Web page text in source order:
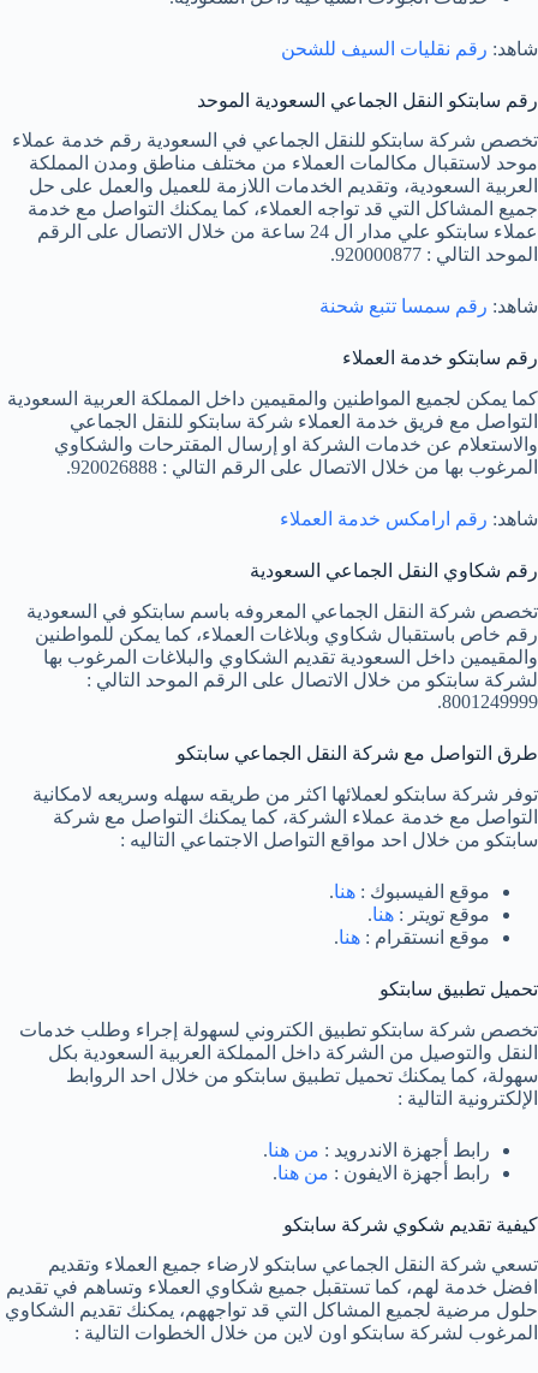
شاهد: رقم نقليات السيف للشحن
رقم سابتكو النقل الجماعي السعودية الموحد
تخصص شركة سابتكو للنقل الجماعي في السعودية رقم خدمة عملاء
موحد لاستقبال مكالمات العملاء من مختلف مناطق ومدن المملكة
العربية السعودية، وتقديم الخدمات اللازمة للعميل والعمل على حل
جميع المشاكل التي قد تواجه العملاء، كما يمكنك التواصل مع خدمة
عملاء سابتكو علي مدار ال 24 ساعة من خلال الاتصال على الرقم
الموحد التالي : 920000877.
شاهد: رقم سمسا تتبع شحنة
رقم سابتكو خدمة العملاء
كما يمكن لجميع المواطنين والمقيمين داخل المملكة العربية السعودية
التواصل مع فريق خدمة العملاء شركة سابتكو للنقل الجماعي
والاستعلام عن خدمات الشركة او إرسال المقترحات والشكاوي
المرغوب بها من خلال الاتصال على الرقم التالي : 920026888.
شاهد: رقم ارامكس خدمة العملاء
رقم شكاوي النقل الجماعي السعودية
تخصص شركة النقل الجماعي المعروفه باسم سابتكو في السعودية
رقم خاص باستقبال شكاوي وبلاغات العملاء، كما يمكن للمواطنين
والمقيمين داخل السعودية تقديم الشكاوي والبلاغات المرغوب بها
لشركة سابتكو من خلال الاتصال على الرقم الموحد التالي :
8001249999.
طرق التواصل مع شركة النقل الجماعي سابتكو
توفر شركة سابتكو لعملائها اكثر من طريقه سهله وسريعه لامكانية
التواصل مع خدمة عملاء الشركة، كما يمكنك التواصل مع شركة
سابتكو من خلال احد مواقع التواصل الاجتماعي التاليه :
موقع الفيسبوك : هنا.
موقع تويتر : هنا.
موقع انستقرام : هنا.
تحميل تطبيق سابتكو
تخصص شركة سابتكو تطبيق الكتروني لسهولة إجراء وطلب خدمات
النقل والتوصيل من الشركة داخل المملكة العربية السعودية بكل
سهولة، كما يمكنك تحميل تطبيق سابتكو من خلال احد الروابط
الإلكترونية التالية :
رابط أجهزة الاندرويد : من هنا.
رابط أجهزة الايفون : من هنا.
كيفية تقديم شكوي شركة سابتكو
تسعي شركة النقل الجماعي سابتكو لارضاء جميع العملاء وتقديم
افضل خدمة لهم، كما تستقبل جميع شكاوي العملاء وتساهم في تقديم
حلول مرضية لجميع المشاكل التي قد تواجههم، يمكنك تقديم الشكاوي
المرغوب لشركة سابتكو اون لاين من خلال الخطوات التالية :